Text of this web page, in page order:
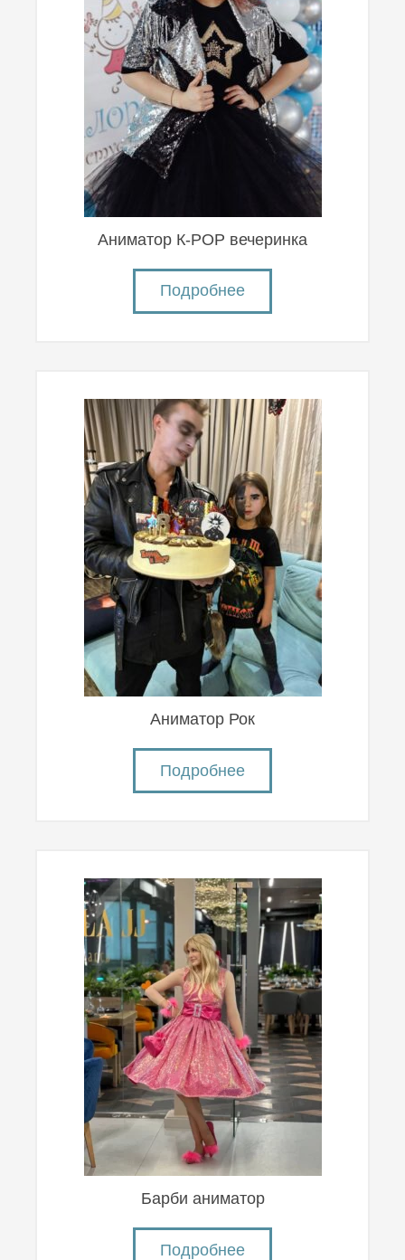
Аниматор К-POP вечеринка
Подробнее
Аниматор Рок
Подробнее
Барби аниматор
Подробнее